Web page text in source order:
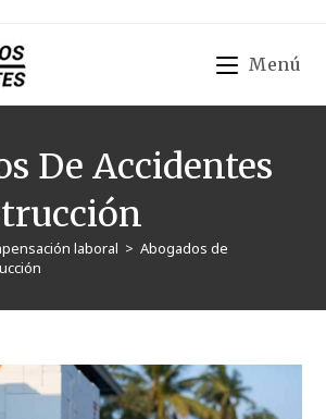
Menú
De Accidentes
laboral > Abogados de